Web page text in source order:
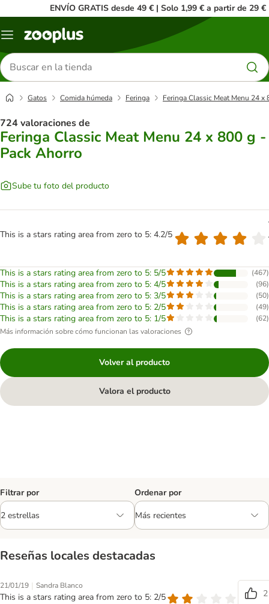
ENVÍO GRATIS desde 49 € | Solo 1,99 € a partir de 29 €
Menú
Buscar
productos
Gatos Comida húmeda Feringa Feringa Classic Meat Menu 24
724 valoraciones de
Feringa Classic Meat Menu 24 x 800 g -
Pack Ahorro
Sube tu foto del producto
This is a stars rating area from zero to 5: 4.2/5
This is a stars rating area from zero to 5: 5/5 (467)
This is a stars rating area from zero to 5: 4/5 (96)
This is a stars rating area from zero to 5: 3/5 (50)
This is a stars rating area from zero to 5: 2/5 (49)
This is a stars rating area from zero to 5: 1/5 (62)
Más información sobre cómo funcionan las valoraciones
Volver al producto
Valora el producto
Filtrar por Ordenar por
Reseñas locales destacadas
21/01/19 | Sandra Blanco
This is a stars rating area from zero to 5: 2/5
2